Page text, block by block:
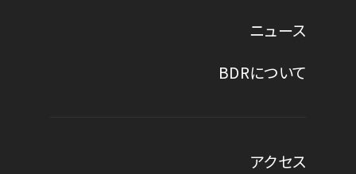
ニュース
BDRについて
アクセス